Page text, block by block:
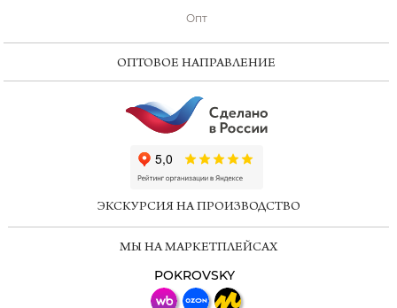
Опт
ОПТОВОЕ НАПРАВЛЕНИЕ
ЭКСКУРСИЯ НА ПРОИЗВОДСТВО
МЫ НА МАРКЕТПЛЕЙСАХ
POKROVSKY